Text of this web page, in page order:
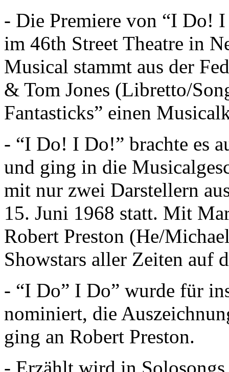
- Die Premiere von “I Do!
im 46th Street Theatre in
Musical stammt aus der
& Tom Jones (Libretto/
Fantasticks” einen
- “I Do! I Do!” brachte es
und ging in die
mit nur zwei Darstellern
15. Juni 1968 statt. Mit
Robert Preston (He/
Showstars aller Zeiten auf
- “I Do” I Do” wurde für
nominiert, die
ging an Robert Preston.
- Erzählt wird in